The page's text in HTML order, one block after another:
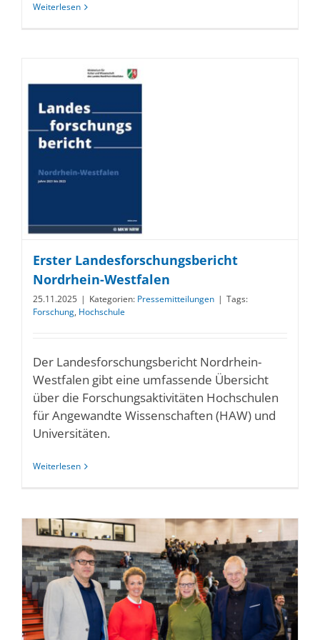
Weiterlesen
Erster Landesforschungsbericht
Nordrhein-Westfalen
25.11.2025 | Kategorien: Pressemitteilungen | Tags:
Forschung, Hochschule
Der Landesforschungsbericht Nordrhein-
Westfalen gibt eine umfassende Übersicht
über die Forschungsaktivitäten Hochschulen
für Angewandte Wissenschaften (HAW) und
Universitäten.
Weiterlesen